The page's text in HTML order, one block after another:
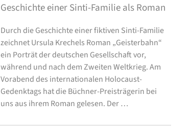
Geschichte einer Sinti-Familie als Roman
Durch die Geschichte einer fiktiven Sinti-Familie
zeichnet Ursula Krechels Roman „Geisterbahn“
ein Porträt der deutschen Gesellschaft vor,
während und nach dem Zweiten Weltkrieg. Am
Vorabend des internationalen Holocaust-
Gedenktags hat die Büchner-Preisträgerin bei
uns aus ihrem Roman gelesen. Der …